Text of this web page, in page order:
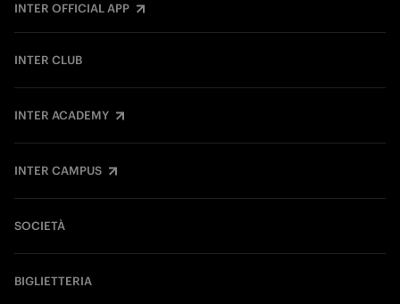
INTER OFFICIAL APP
INTER CLUB
INTER ACADEMY
INTER CAMPUS
SOCIETÀ
BIGLIETTERIA